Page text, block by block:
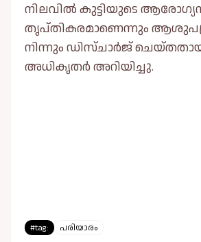
നിലവിൽ കുട്ടിയുടെ
തൃപ്തികരമാണെന്നും
നിന്നും ഡിസ്‌ചാർജ്
അധികൃതർ അറിയിച്ചു.
#tag: പരിയാരം